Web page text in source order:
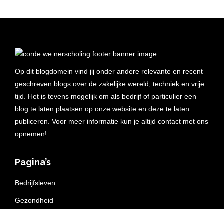
Op dit blogdomein vind jij onder andere relevante en recent
geschreven blogs over de zakelijke wereld, techniek en vrije
tijd. Het is tevens mogelijk om als bedrijf of particulier een
blog te laten plaatsen op onze website en deze te laten
publiceren. Voor meer informatie kun je altijd contact met ons
opnemen!
Pagina’s
Bedrijfsleven
Gezondheid